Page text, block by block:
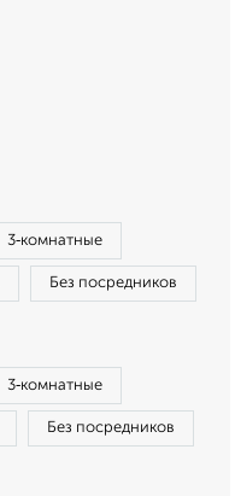
3‑комнатные
Без посредников
3‑комнатные
Без посредников